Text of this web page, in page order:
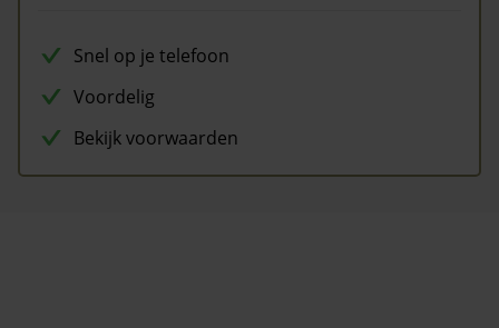
Snel op je telefoon
Voordelig
Bekijk voorwaarden